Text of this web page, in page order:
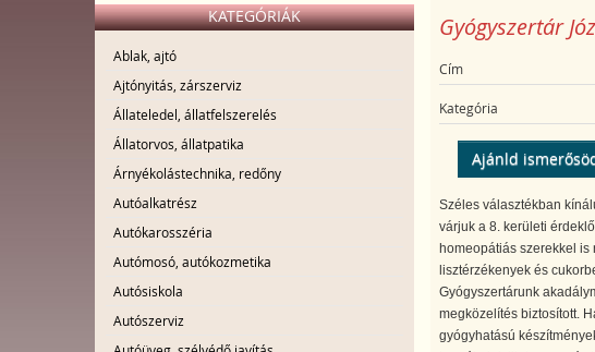
KATEGÓRIÁK
Ablak, ajtó
Ajtónyitás, zárszerviz
Állateledel, állatfelszerelés
Állatorvos, állatpatika
Árnyékolástechnika, redőny
Autóalkatrész
Autókarosszéria
Autómosó, autókozmetika
Autósiskola
Autószerviz
Gyógyszertár
Cím
Kategória
Ajánld
Széles választékban
várjuk a 8. kerületi
homeopátiás szerekkel is
lisztérzékenyek és
Gyógyszertárunk
megközelítés biztosított.
gyógyhatású